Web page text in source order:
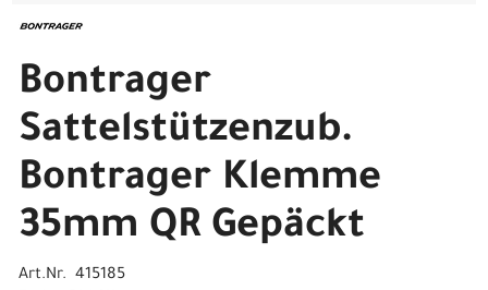
Bontrager
Sattelstützenzub.
Bontrager Klemme
35mm QR Gepäckt
Art.Nr. 415185